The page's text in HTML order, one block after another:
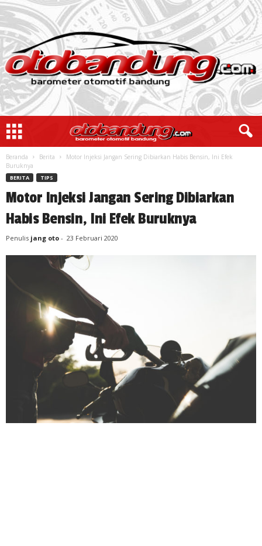
Beranda Berita
Motor Injeksi Jangan Sering Dibiarkan Habis Bensin, Ini Efek
Buruknya
BERITA TIPS
Motor Injeksi Jangan Sering Dibiarkan
Habis Bensin, Ini Efek Buruknya
Penulis jang oto - 23 Februari 2020